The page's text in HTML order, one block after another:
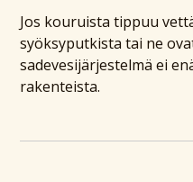
Jos kouruista tippuu
syöksyputkista tai ne
sadevesijärjestelmä ei
rakenteista.